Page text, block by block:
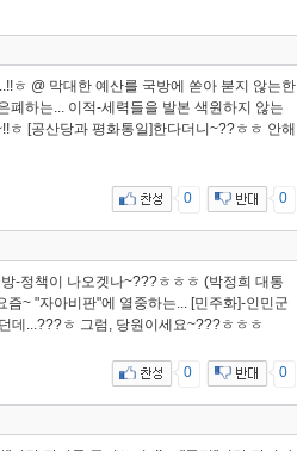
ㅎ @ 막대한 예산를 국방에 쏟아 붇지 않는한
폐하는... 이적-세력들을 발본 색원하지 않는
ㅎ [공산당과 평화통일]한다더니~??ㅎㅎ 안해
0 0
-정책이 나오겟나~???ㅎㅎㅎ (박정희 대통
~ "자아비판"에 열중하는... [민주화]-인민군
데...???ㅎ 그럼, 당원이세요~???ㅎㅎㅎ
0 0